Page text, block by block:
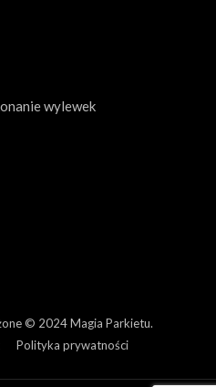
wylewek
© 2024 Magia Parkietu.
Polityka prywatności